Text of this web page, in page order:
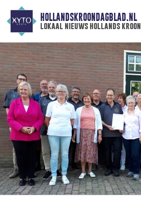
HOLLANDSKROONDAGBLAD.NL
lokaal nieuws hollands kroon